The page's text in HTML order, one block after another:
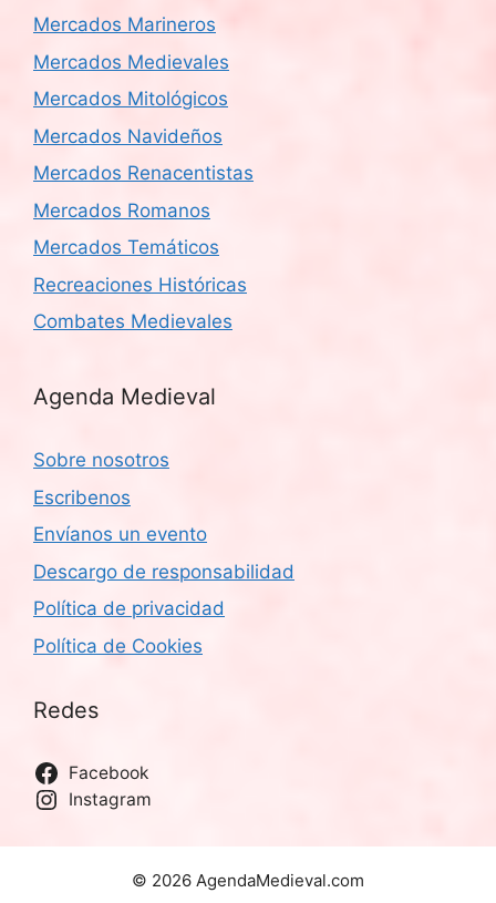
Mercados Marineros
Mercados Medievales
Mercados Mitológicos
Mercados Navideños
Mercados Renacentistas
Mercados Romanos
Mercados Temáticos
Recreaciones Históricas
Combates Medievales
Agenda Medieval
Sobre nosotros
Escribenos
Envíanos un evento
Descargo de responsabilidad
Política de privacidad
Política de Cookies
Redes
Facebook
Instagram
© 2026 AgendaMedieval.com